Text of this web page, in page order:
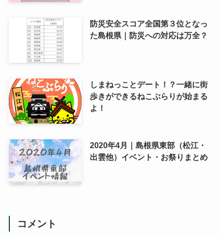
防災安全スコア全国第３位となっ
た島根県｜防災への対応は万全？
しまねっことデート！？一緒に街
歩きができるねこぶらりが始まる
よ！
2020年4月｜島根県東部（松江・
出雲他）イベント・お祭りまとめ
コメント